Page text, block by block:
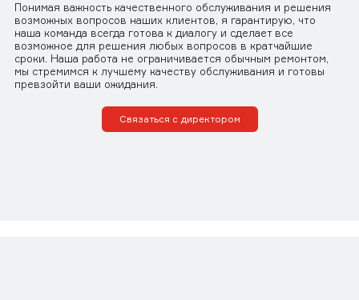
Понимая важность качественного обслуживания и решения
возможных вопросов наших клиентов, я гарантирую, что
наша команда всегда готова к диалогу и сделает все
возможное для решения любых вопросов в кратчайшие
сроки. Наша работа не ограничивается обычным ремонтом,
мы стремимся к лучшему качеству обслуживания и готовы
превзойти ваши ожидания.
Связаться с директором